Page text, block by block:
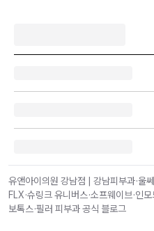
유앤아이의원 강남점 | 강남피부과·울
FLX·슈링크 유니버스·소프웨이브·인
보톡스·필러 피부과 공식 블로그